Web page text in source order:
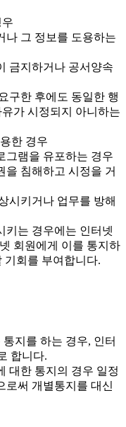
나 그 정보를 도용하는
금지하거나 공서양속
구한 후에도 동일한 행
가 시정되지 아니하는
한 경우
그램을 유포하는 경우
을 침해하고 시정을 거
시키거나 업무를 방해
키는 경우에는 인터넷
회원에게 이를 통지하
기회를 부여합니다.
지를 하는 경우, 인터
합니다.
대한 통지의 경우 일정
로써 개별통지를 대신